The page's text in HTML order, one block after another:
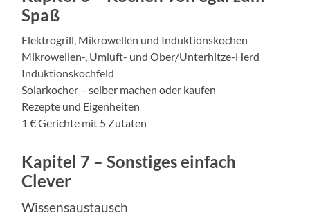
Spaß
Elektrogrill, Mikrowellen und Induktionskochen
Mikrowellen-, Umluft- und Ober/Unterhitze-Herd
Induktionskochfeld
Solarkocher – selber machen oder kaufen
Rezepte und Eigenheiten
1 € Gerichte mit 5 Zutaten
Kapitel 7 – Sonstiges einfach
Clever
Wissensaustausch